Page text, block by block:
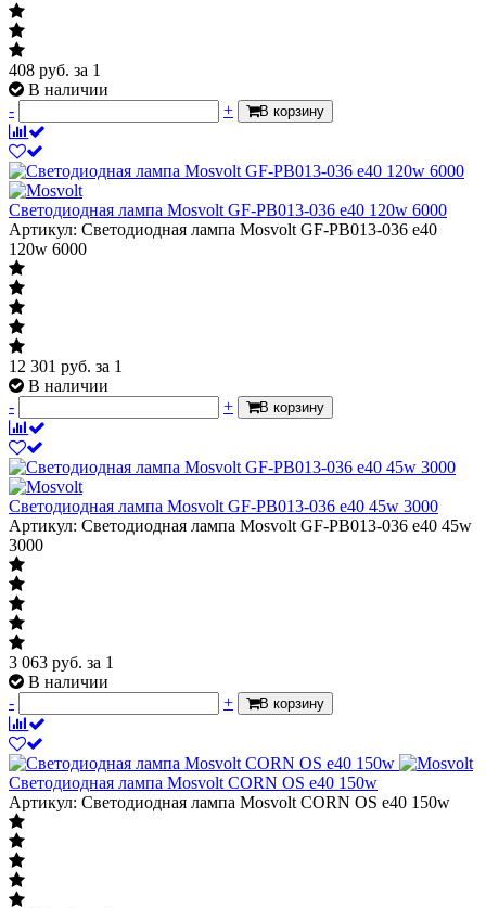
408 руб. за 1
В наличии
-
+ В корзину
Светодиодная лампа Mosvolt GF-PB013-036 e40 120w 6000
Артикул: Светодиодная лампа Mosvolt GF-PB013-036 e40
120w 6000
12 301 руб. за 1
В наличии
-
+ В корзину
Светодиодная лампа Mosvolt GF-PB013-036 e40 45w 3000
Артикул: Светодиодная лампа Mosvolt GF-PB013-036 e40 45w
3000
3 063 руб. за 1
В наличии
-
+ В корзину
Светодиодная лампа Mosvolt CORN OS e40 150w
Артикул: Светодиодная лампа Mosvolt CORN OS e40 150w